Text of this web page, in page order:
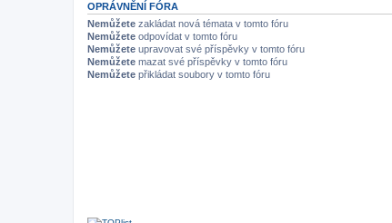
OPRÁVNĚNÍ FÓRA
Nemůžete zakládat nová témata v tomto fóru
Nemůžete odpovídat v tomto fóru
Nemůžete upravovat své příspěvky v tomto fóru
Nemůžete mazat své příspěvky v tomto fóru
Nemůžete přikládat soubory v tomto fóru